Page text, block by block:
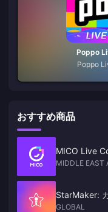
Poppo
Poppo
おすすめ商品
MICO Live
MIDDLE EAST
StarMaker:
GLOBAL